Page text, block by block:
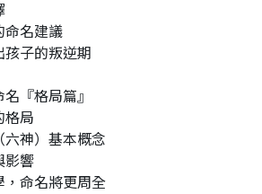
命名建議
子的叛逆期
『格局篇』
格局
神）基本概念
影響
命名將更周全